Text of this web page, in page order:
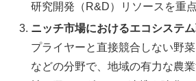
研究開発（R&D）リソースを重
ニッチ市場におけるエコシステ
プライヤーと直接競合しない野
などの分野で、地域の有力な農